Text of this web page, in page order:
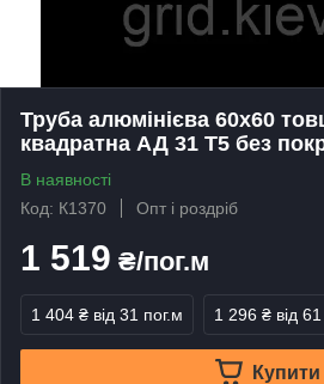
Труба алюмінієва 60х60
квадратна АД 31 Т5 без
В наявності
Код: К1370
Опт і роздріб
1 519 ₴/пог.м
1 404 ₴ від 31 пог.м 1 296 ₴ від
Купити